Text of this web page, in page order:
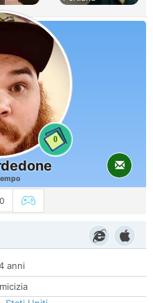
0
0
anni